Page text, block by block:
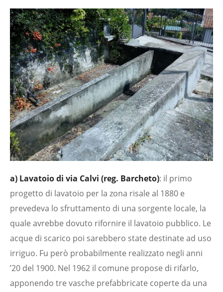
a) Lavatoio di via Calvi (reg. Barcheto): il primo
progetto di lavatoio per la zona risale al 1880 e
prevedeva lo sfruttamento di una sorgente locale, la
quale avrebbe dovuto rifornire il lavatoio pubblico. Le
acque di scarico poi sarebbero state destinate ad uso
irriguo. Fu però probabilmente realizzato negli anni
’20 del 1900. Nel 1962 il comune propose di rifarlo,
apponendo tre vasche prefabbricate coperte da una